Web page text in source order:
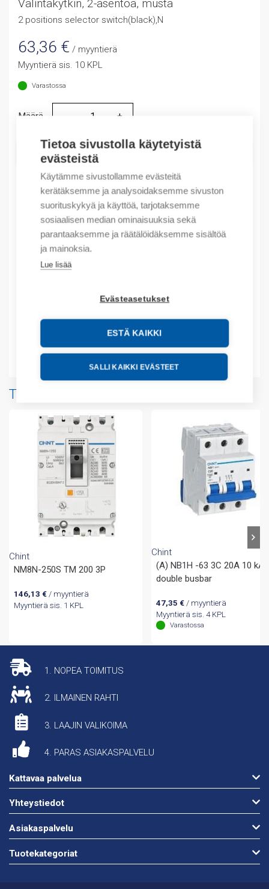
Tietoa sivustolla käytetyistä
evästeistä
Käytämme sivustollamme evästeitä
kerätäksemme ja analysoidaksemme sivuston
suorituskykyä ja käyttöä, tarjotaksemme
sosiaalisen median ominaisuuksia sekä
parantaaksemme ja räätälöidäksemme sisältöä
ja mainoksia.
Lue lisää
Evästeasetukset
ESTÄ KAIKKI
SALLI KAIKKI EVÄSTEET
Valintakytkin, 2-asentoa, musta
2 positions selector switch(black),N
63,36 € / myyntierä
Myyntierä sis. 10 KPL
Varastossa
Määrä
LISÄÄ OSTOSKORIIN
Tuotekoodit
Tilauskoodi: NP810X21BLACK
Product order number: NP810X21BLACK
Valmistajan tuotenumero: 578661
Liitteet
Tuotteita samalta valmistajalta
Chint
NM8N-250S TM 200 3P
146,13 €/ myyntierä
Myyntierä sis. 1 KPL
Chint
(A) NB1H -63 3C 20A 10 kA
double busbar
47,35 € / myyntierä
Myyntierä sis. 4 KPL
Varastossa
1. NOPEA TOIMITUS
2. ILMAINEN RAHTI
3. LAAJIN VALIKOIMA
4. PARAS ASIAKASPALVELU
Kattavaa palvelua
Yhteystiedot
Asiakaspalvelu
Tuotekategoriat